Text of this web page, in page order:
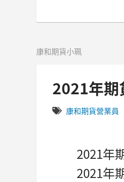
康和期貨小珮
2021年期
康和期貨營業員
2021年
2021年